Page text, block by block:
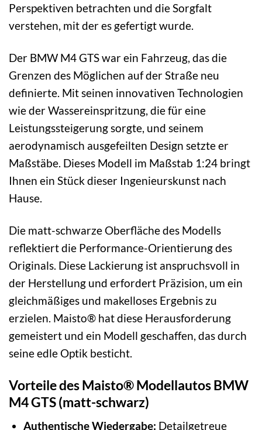
Perspektiven betrachten und die Sorgfalt
verstehen, mit der es gefertigt wurde.
Der BMW M4 GTS war ein Fahrzeug, das die
Grenzen des Möglichen auf der Straße neu
definierte. Mit seinen innovativen Technologien
wie der Wassereinspritzung, die für eine
Leistungssteigerung sorgte, und seinem
aerodynamisch ausgefeilten Design setzte er
Maßstäbe. Dieses Modell im Maßstab 1:24 bringt
Ihnen ein Stück dieser Ingenieurskunst nach
Hause.
Die matt-schwarze Oberfläche des Modells
reflektiert die Performance-Orientierung des
Originals. Diese Lackierung ist anspruchsvoll in
der Herstellung und erfordert Präzision, um ein
gleichmäßiges und makelloses Ergebnis zu
erzielen. Maisto® hat diese Herausforderung
gemeistert und ein Modell geschaffen, das durch
seine edle Optik besticht.
Vorteile des Maisto® Modellautos BMW
M4 GTS (matt-schwarz)
Authentische Wiedergabe: Detailgetreue